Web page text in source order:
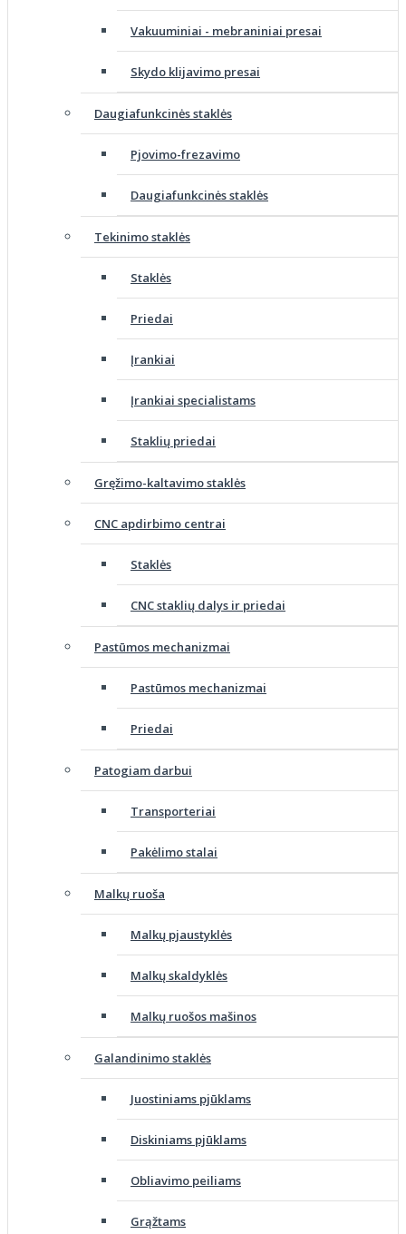
Vakuuminiai - mebraniniai presai
Skydo klijavimo presai
Daugiafunkcinės staklės
Pjovimo-frezavimo
Daugiafunkcinės staklės
Tekinimo staklės
Staklės
Priedai
Įrankiai
Įrankiai specialistams
Staklių priedai
Gręžimo-kaltavimo staklės
CNC apdirbimo centrai
Staklės
CNC staklių dalys ir priedai
Pastūmos mechanizmai
Pastūmos mechanizmai
Priedai
Patogiam darbui
Transporteriai
Pakėlimo stalai
Malkų ruoša
Malkų pjaustyklės
Malkų skaldyklės
Malkų ruošos mašinos
Galandinimo staklės
Juostiniams pjūklams
Diskiniams pjūklams
Obliavimo peiliams
Grąžtams